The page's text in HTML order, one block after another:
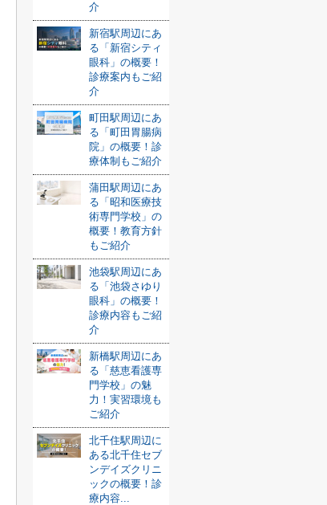
介
新宿駅周辺にあ
る「新宿シティ
眼科」の概要！
診療案内もご紹
介
町田駅周辺にあ
る「町田胃腸病
院」の概要！診
療体制もご紹介
蒲田駅周辺にあ
る「昭和医療技
術専門学校」の
概要！教育方針
もご紹介
池袋駅周辺にあ
る「池袋さゆり
眼科」の概要！
診療内容もご紹
介
新橋駅周辺にあ
る「慈恵看護専
門学校」の魅
力！実習環境も
ご紹介
北千住駅周辺に
ある北千住セブ
ンデイズクリニ
ックの概要！診
療内容...